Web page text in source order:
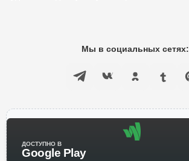
Мы в социальных сетях:
ДОСТУПНО В
Google Play